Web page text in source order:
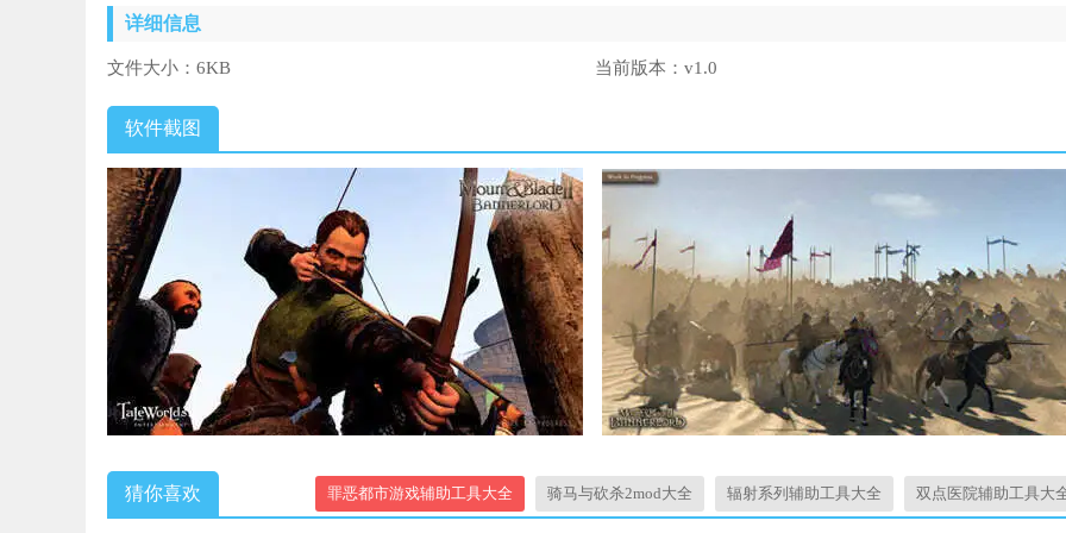
详细信息
文件大小： 6KB 当前版本： v1.0
软件截图
猜你喜欢 罪恶都市游戏辅助工具大全 骑马与砍杀2mod大全 辐射系列辅助工具大全 双点医院辅助工具大